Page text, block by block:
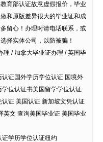
育部认证故意虚假报价，毕业
和原版差异很大的毕业证和成
留心！办理时请电话联系，或
择实体公司，以防被骗！
理 / 加拿大毕业证办理 / 英国毕
证国外学历学位认证 国境外
位认证书美国留学学位认证
证 美国认证 新加坡文凭认证
英文 查询美国毕业证 美国毕业
学历学位认证纽约